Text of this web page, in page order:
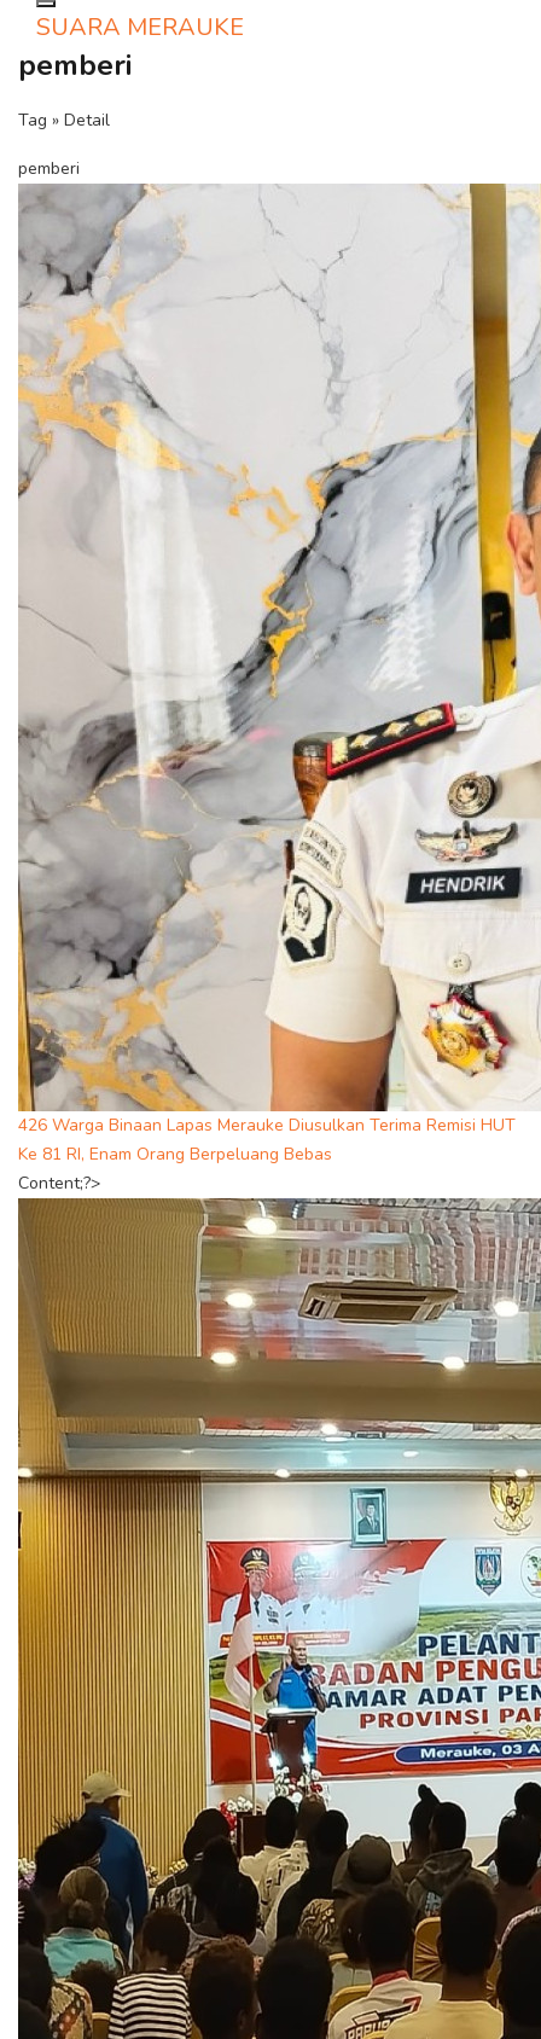
Toggle navigation
SUARA MERAUKE
pemberi
Tag » Detail
pemberi
426 Warga Binaan Lapas Merauke Diusulkan Terima Remisi HUT
Ke 81 RI, Enam Orang Berpeluang Bebas
Content;?>